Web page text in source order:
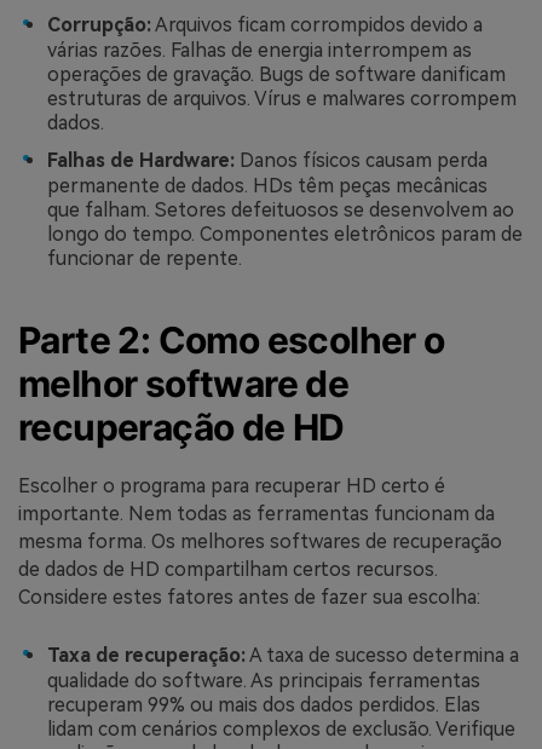
Corrupção:Arquivos ficam corrompidos devido a
várias razões. Falhas de energia interrompem as
operações de gravação. Bugs de software danificam
estruturas de arquivos. Vírus e malwares corrompem
dados.
Falhas de Hardware: Danos físicos causam perda
permanente de dados. HDs têm peças mecânicas
que falham. Setores defeituosos se desenvolvem ao
longo do tempo. Componentes eletrônicos param de
funcionar de repente.
Parte 2: Como escolher o
melhor software de
recuperação de HD
Escolher o programa para recuperar HD certo é
importante. Nem todas as ferramentas funcionam da
mesma forma. Os melhores softwares de recuperação
de dados de HD compartilham certos recursos.
Considere estes fatores antes de fazer sua escolha:
Taxa de recuperação:A taxa de sucesso determina a
qualidade do software. As principais ferramentas
recuperam 99% ou mais dos dados perdidos. Elas
lidam com cenários complexos de exclusão. Verifique